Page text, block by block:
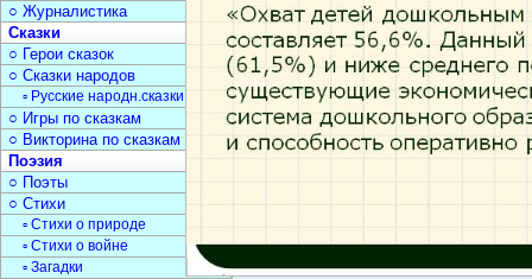
○ Журналистика
Сказки
○ Герои сказок
○ Сказки народов
▫ Русские народн.сказки
○ Игры по сказкам
○ Викторина по сказкам
Поэзия
○ Поэты
○ Стихи
▫ Стихи о природе
▫ Стихи о войне
▫ Загадки